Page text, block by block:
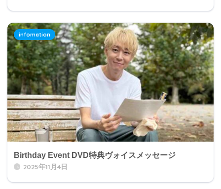
Birthday Event DVD特典ヴォイスメッセージ
2025年11月4日
infomation